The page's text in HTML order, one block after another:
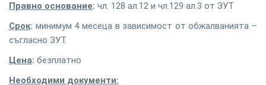
Правно основание: чл. 128 ал.12 и чл.129 ал.3 от ЗУТ
Срок: минимум 4 месеца в зависимост от обжалванията –
съгласно ЗУТ.
Цена: безплатно
Необходими документи: